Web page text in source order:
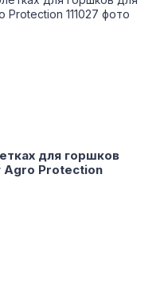
для горшков
Agro Protection